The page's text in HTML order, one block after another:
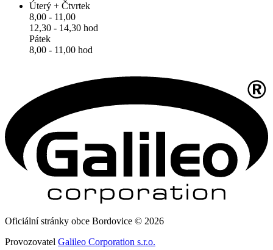
Úterý + Čtvrtek
8,00 - 11,00
12,30 - 14,30 hod
Pátek
8,00 - 11,00 hod
Oficiální stránky obce Bordovice © 2026
Provozovatel Galileo Corporation s.r.o.